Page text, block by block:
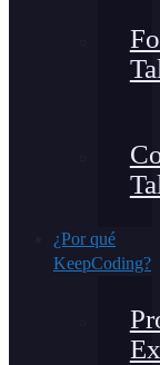
¿Por qué
KeepCoding?